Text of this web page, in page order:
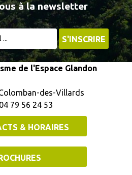
à la newsletter
de l'Espace Glandon
des-Villards
79 56 24 53
& HORAIRES